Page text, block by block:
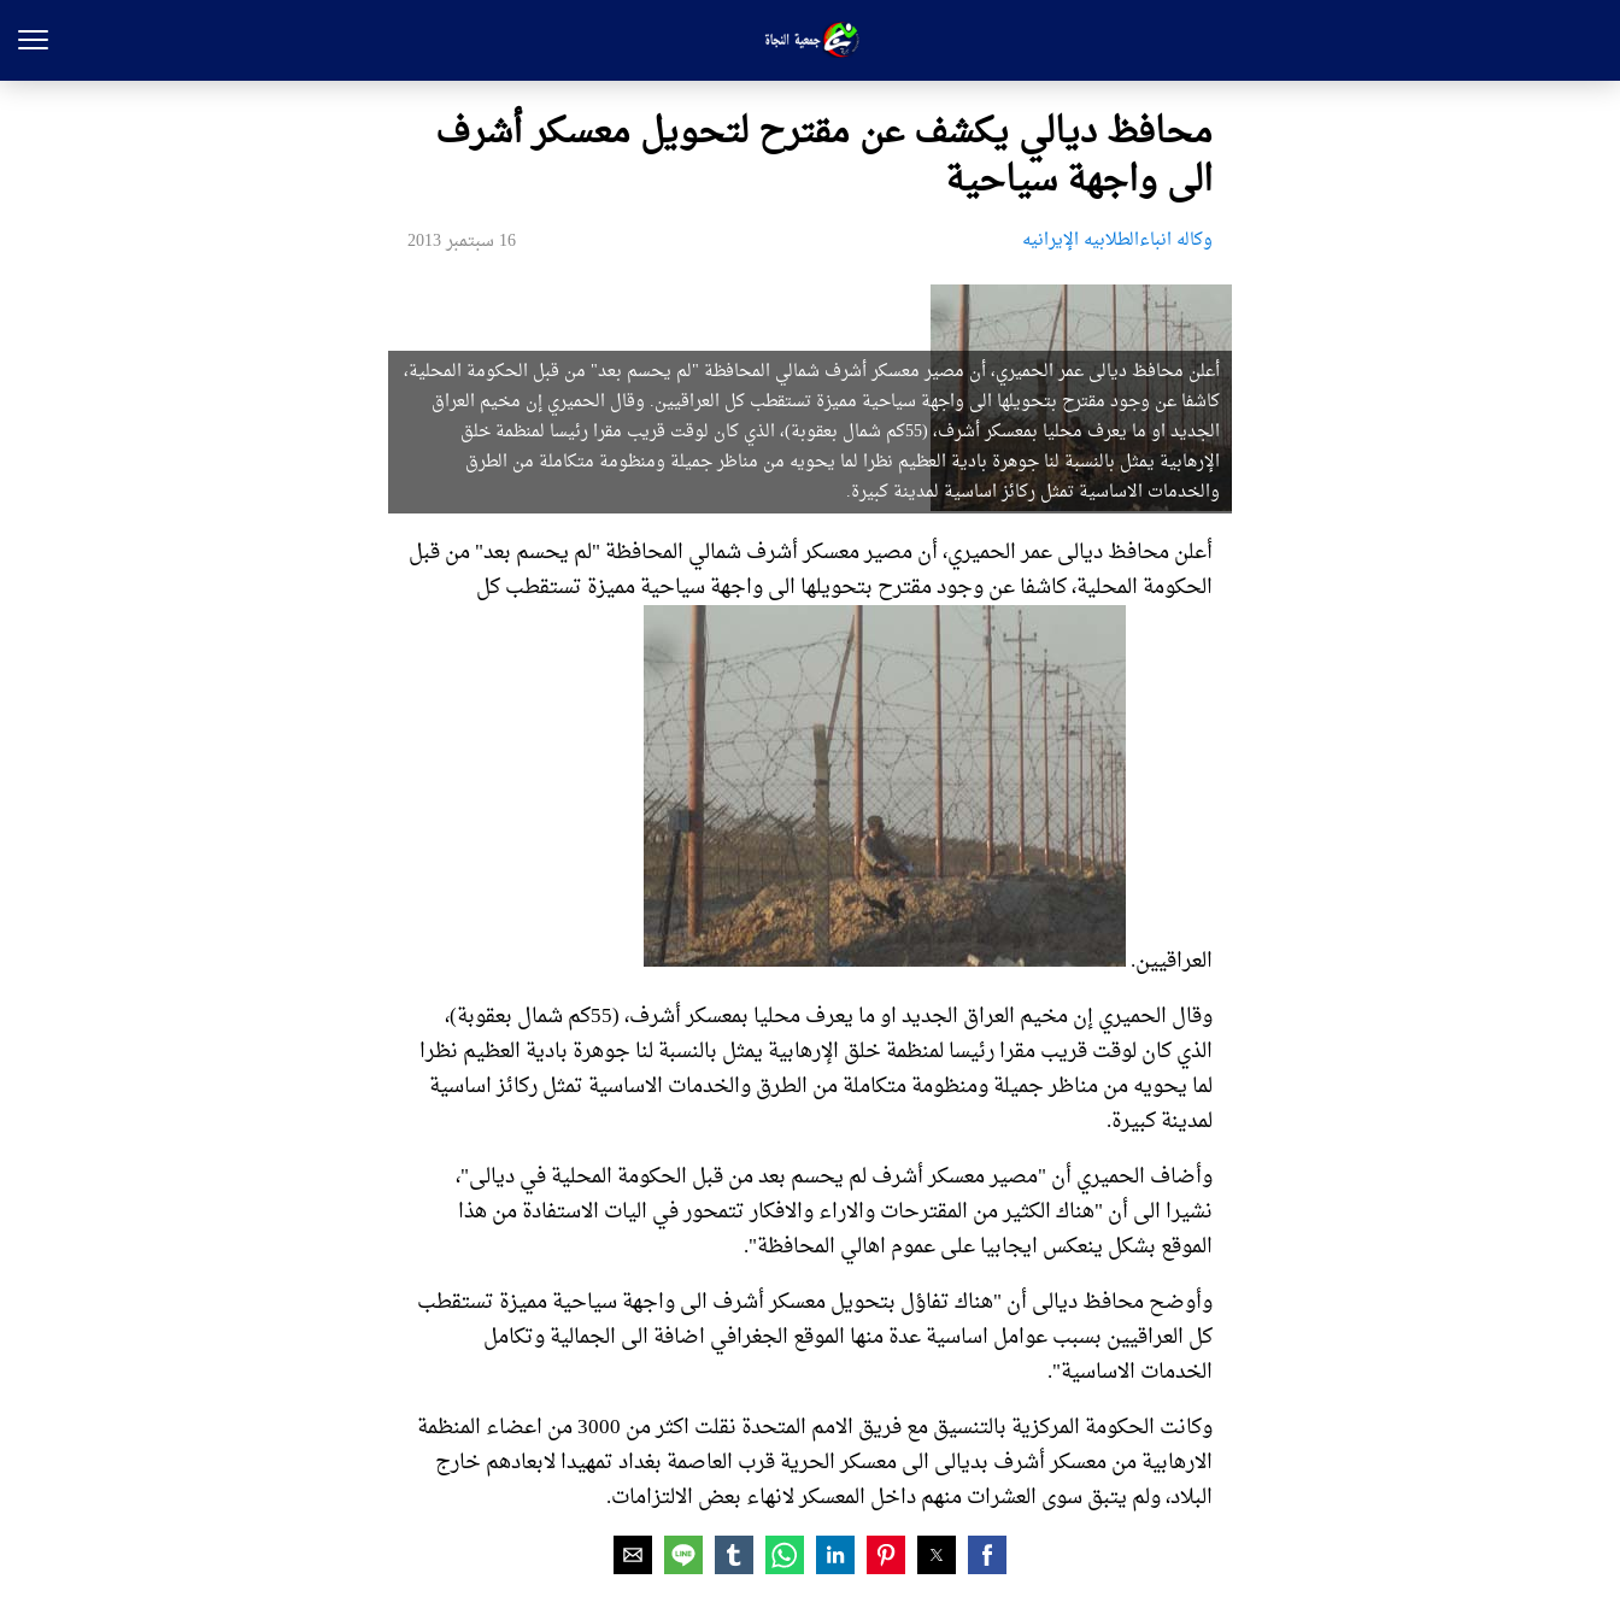
محافظ ديالي يكشف عن مقترح لتحويل معسكر أشرف
الى واجهة سياحية
وکاله انباءالطلابیه الإيرانیه 16 سبتمبر 2013
أعلن محافظ ديالى عمر الحميري، أن مصير معسكر أشرف شمالي المحافظة "لم يحسم بعد" من قبل الحكومة المحلية،
كاشفا عن وجود مقترح بتحويلها الى واجهة سياحية مميزة تستقطب كل العراقيين. وقال الحميري إن مخيم العراق
الجديد او ما يعرف محليا بمعسكر أشرف، (55كم شمال بعقوبة)، الذي كان لوقت قريب مقرا رئيسا لمنظمة خلق
الإرهابية يمثل بالنسبة لنا جوهرة بادية العظيم نظرا لما يحويه من مناظر جميلة ومنظومة متكاملة من الطرق
والخدمات الاساسية تمثل ركائز اساسية لمدينة كبيرة.
أعلن محافظ ديالى عمر الحميري، أن مصير معسكر أشرف شمالي المحافظة "لم يحسم بعد" من قبل
الحكومة المحلية، كاشفا عن وجود مقترح بتحويلها الى واجهة سياحية مميزة تستقطب كل
العراقيين.
وقال الحميري إن مخيم العراق الجديد او ما يعرف محليا بمعسكر أشرف، (55كم شمال بعقوبة)،
الذي كان لوقت قريب مقرا رئيسا لمنظمة خلق الإرهابية يمثل بالنسبة لنا جوهرة بادية العظيم نظرا
لما يحويه من مناظر جميلة ومنظومة متكاملة من الطرق والخدمات الاساسية تمثل ركائز اساسية
لمدينة كبيرة.
وأضاف الحميري أن "مصير معسكر أشرف لم يحسم بعد من قبل الحكومة المحلية في ديالى"،
نشيرا الى أن "هناك الكثير من المقترحات والاراء والافكار تتمحور في اليات الاستفادة من هذا
الموقع بشكل ينعكس ايجابيا على عموم اهالي المحافظة".
وأوضح محافظ ديالى أن "هناك تفاؤل بتحويل معسكر أشرف الى واجهة سياحية مميزة تستقطب
كل العراقيين بسبب عوامل اساسية عدة منها الموقع الجغرافي اضافة الى الجمالية وتكامل
الخدمات الاساسية".
وكانت الحكومة المركزية بالتنسيق مع فريق الامم المتحدة نقلت اكثر من 3000 من اعضاء المنظمة
الارهابية من معسكر أشرف بديالى الى معسكر الحرية قرب العاصمة بغداد تمهيدا لابعادهم خارج
البلاد، ولم يتبق سوى العشرات منهم داخل المعسكر لانهاء بعض الالتزامات.